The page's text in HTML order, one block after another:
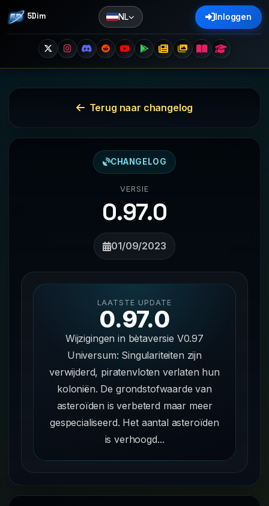
5Dim NL Inloggen
Terug naar changelog
CHANGELOG
VERSIE
0.97.0
01/09/2023
LAATSTE UPDATE
0.97.0
Wijzigingen in bètaversie V0.97
Universum: Singulariteiten zijn
verwijderd, piratenvloten verlaten hun
koloniën. De grondstofwaarde van
asteroïden is verbeterd maar meer
gespecialiseerd. Het aantal asteroïden
is verhoogd...